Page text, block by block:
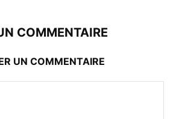
COMMENTAIRE
UN COMMENTAIRE